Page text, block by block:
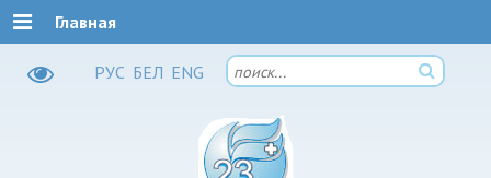
РУC БЕЛ ENG
Главная